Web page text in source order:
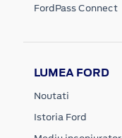
FordPass Connect
LUMEA FORD
Noutati
Istoria Ford